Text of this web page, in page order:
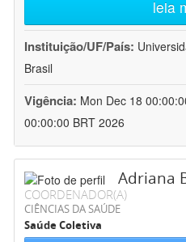
leia
Instituição/UF/País:
Brasil
Vigência: Mon Dec 18
00:00:00 BRT 2026
Adriana
COORDENADOR(A)
CIÊNCIAS DA SAÚDE
Saúde Coletiva